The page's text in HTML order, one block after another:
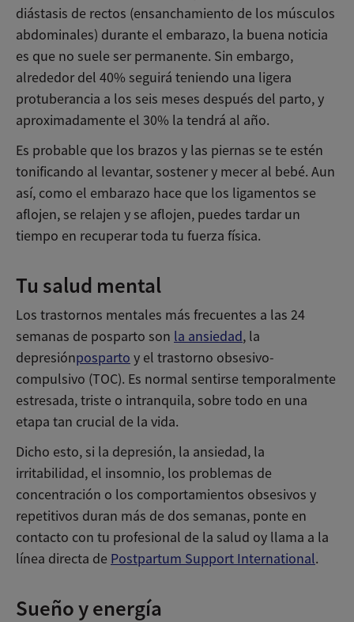
diástasis de rectos (ensanchamiento de los músculos
abdominales) durante el embarazo, la buena noticia
es que no suele ser permanente. Sin embargo,
alrededor del 40% seguirá teniendo una ligera
protuberancia a los seis meses después del parto, y
aproximadamente el 30% la tendrá al año.
Es probable que los brazos y las piernas se te estén
tonificando al levantar, sostener y mecer al bebé. Aun
así, como el embarazo hace que los ligamentos se
aflojen, se relajen y se aflojen, puedes tardar un
tiempo en recuperar toda tu fuerza física.
Tu salud mental
Los trastornos mentales más frecuentes a las 24
semanas de posparto son la ansiedad, la
depresiónposparto y el trastorno obsesivo-
compulsivo (TOC). Es normal sentirse temporalmente
estresada, triste o intranquila, sobre todo en una
etapa tan crucial de la vida.
Dicho esto, si la depresión, la ansiedad, la
irritabilidad, el insomnio, los problemas de
concentración o los comportamientos obsesivos y
repetitivos duran más de dos semanas, ponte en
contacto con tu profesional de la salud oy llama a la
línea directa de Postpartum Support International.
Sueño y energía